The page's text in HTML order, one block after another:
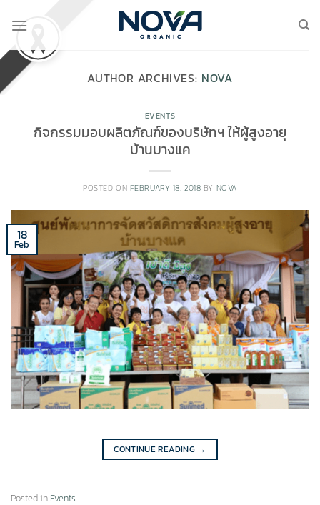
AUTHOR ARCHIVES: NOVA
EVENTS
กิจกรรมมอบผลิตภัณฑ์ของบริษัทฯ ให้ผู้สูงอายุ
บ้านบางแค
POSTED ON FEBRUARY 18, 2018 BY NOVA
18
Feb
CONTINUE READING →
Posted in Events